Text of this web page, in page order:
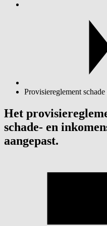
Provisiereglement
Het
schade- en
aangepast.